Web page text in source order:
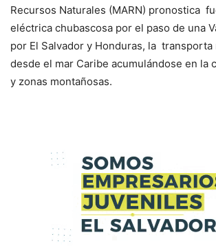
Recursos Naturales (MARN) pronostica
eléctrica chubascosa por el paso de una
por El Salvador y Honduras, la transporta
desde el mar Caribe acumulándose en la
y zonas montañosas.